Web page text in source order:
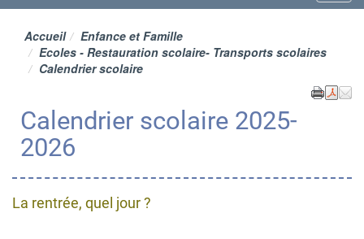
Accueil
Enfance et Famille
Ecoles - Restauration scolaire- Transports scolaires
Calendrier scolaire
Calendrier scolaire 2025-
2026
La rentrée, quel jour ?